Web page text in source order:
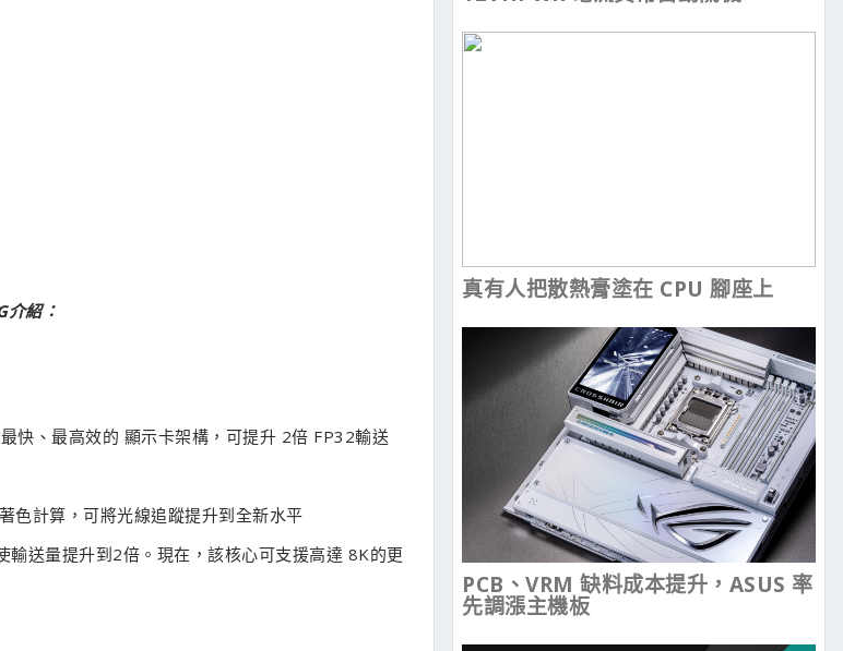
紹：
快、最高效的 顯示卡架構，可提升 2倍 FP32輸送
色計算，可將光線追蹤提升到全新水平
送量提升到2倍。現在，該核心可支援高達 8K的更
真有人把散熱膏塗在 CPU 腳座上
PCB、VRM 缺料成本提升，ASUS 率
先調漲主機板